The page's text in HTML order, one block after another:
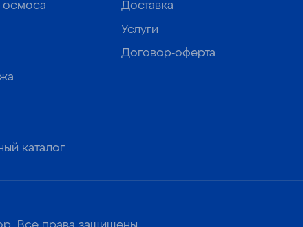
осмоса
каталог
Доставка
Услуги
Договор-оферта